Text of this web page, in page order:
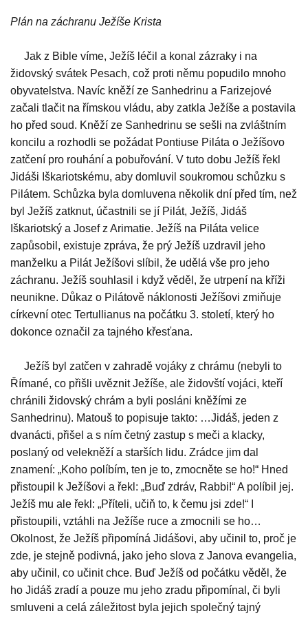
Plán na záchranu Ježíše Krista
Jak z Bible víme, Ježíš léčil a konal zázraky i na
židovský svátek Pesach, což proti němu popudilo mnoho
obyvatelstva. Navíc kněží ze Sanhedrinu a Farizejové
začali tlačit na římskou vládu, aby zatkla Ježíše a postavila
ho před soud. Kněží ze Sanhedrinu se sešli na zvláštním
koncilu a rozhodli se požádat Pontiuse Piláta o Ježíšovo
zatčení pro rouhání a pobuřování. V tuto dobu Ježíš řekl
Jidáši Iškariotskému, aby domluvil soukromou schůzku s
Pilátem. Schůzka byla domluvena několik dní před tím, než
byl Ježíš zatknut, účastnili se jí Pilát, Ježíš, Jidáš
Iškariotský a Josef z Arimatie. Ježíš na Piláta velice
zapůsobil, existuje zpráva, že prý Ježíš uzdravil jeho
manželku a Pilát Ježíšovi slíbil, že udělá vše pro jeho
záchranu. Ježíš souhlasil i když věděl, že utrpení na kříži
neunikne. Důkaz o Pilátově náklonosti Ježíšovi zmiňuje
církevní otec Tertullianus na počátku 3. století, který ho
dokonce označil za tajného křesťana.
Ježíš byl zatčen v zahradě vojáky z chrámu (nebyli to
Římané, co přišli uvěznit Ježíše, ale židovští vojáci, kteří
chránili židovský chrám a byli posláni kněžími ze
Sanhedrinu). Matouš to popisuje takto: …Jidáš, jeden z
dvanácti, přišel a s ním četný zastup s meči a klacky,
poslaný od velekněží a starších lidu. Zrádce jim dal
znamení: „Koho políbím, ten je to, zmocněte se ho!“ Hned
přistoupil k Ježíšovi a řekl: „Buď zdráv, Rabbi!“ A políbil jej.
Ježíš mu ale řekl: „Příteli, učiň to, k čemu jsi zde!“ I
přistoupili, vztáhli na Ježíše ruce a zmocnili se ho…
Okolnost, že Ježíš připomíná Jidášovi, aby učinil to, proč je
zde, je stejně podivná, jako jeho slova z Janova evangelia,
aby učinil, co učinit chce. Buď Ježíš od počátku věděl, že
ho Jidáš zradí a pouze mu jeho zradu připomínal, či byli
smluveni a celá záležitost byla jejich společný tajný